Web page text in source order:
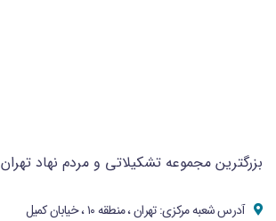
بزرگترین مجموعه تشکیلاتی و مردم نهاد تهران
آدرس شعبه مرکزی: تهران ، منطقه ۱۰ ، خیابان کمیل